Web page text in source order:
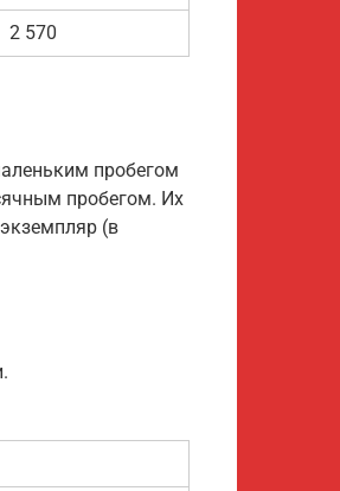
2 570
пробегом
пробегом. Их
(в